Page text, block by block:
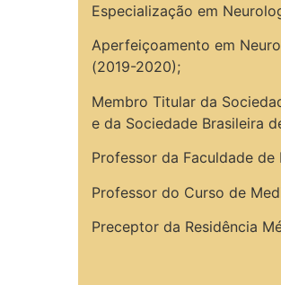
Especialização em
Aperfeiçoamento em
(2019-2020);
Membro Titular da
e da Sociedade Brasileira
Professor da Faculdade
Professor do Curso de
Preceptor da Residência